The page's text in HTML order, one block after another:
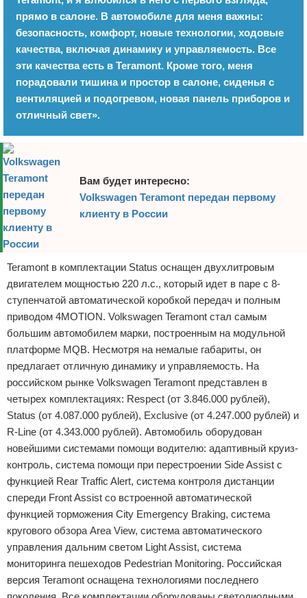
Экономика
Разное
Отказ от ответственности
прямо в салоне. В автомобиле для меня важны:
безопасность, комфорт, новые технологии, ходовые
качества, включая динамику и управляемость. Все
эти качества есть в Teramont. Кроме того, меня
порадовали тишина и простор в салоне, сиденья с
вентиляцией и подогревом, новая панель приборов и
отличный свет».
Вам будет интересно:
Volkswagen Teramont передан первому
клиенту в России
Teramont в комплектации Status оснащен двухлитровым
двигателем мощностью 220 л.с., который идет в паре с 8-
ступенчатой автоматической коробкой передач и полным
приводом 4MOTION. Volkswagen Teramont стал самым
большим автомобилем марки, построенным на модульной
платформе MQB. Несмотря на немалые габариты, он
предлагает отличную динамику и управляемость. На
российском рынке Volkswagen Teramont представлен в
четырех комплектациях: Respect (от 3.846.000 рублей),
Status (от 4.087.000 рублей), Exclusive (от 4.247.000 рублей) и
R-Line (от 4.343.000 рублей). Автомобиль оборудован
новейшими системами помощи водителю: адаптивный круиз-
контроль, система помощи при перестроении Side Assist с
функцией Rear Traffic Alert, система контроля дистанции
спереди Front Assist со встроенной автоматической
функцией торможения City Emergency Braking, cистема
кругового обзора Area View, система автоматического
управления дальним светом Light Assist, система
мониторинга пешеходов Pedestrian Monitoring. Российская
версия Teramont оснащена технологиями последнего